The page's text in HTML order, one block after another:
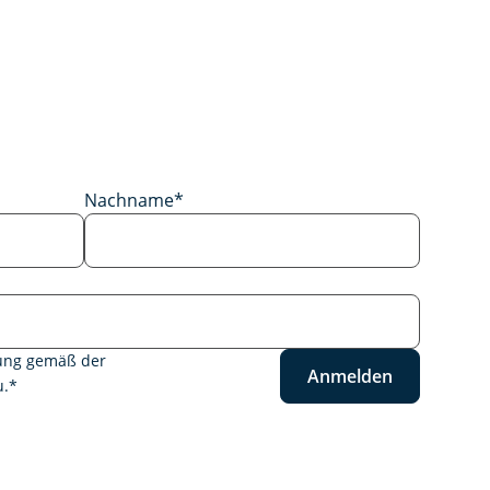
Nachname*
gemäß der
* Anmelden